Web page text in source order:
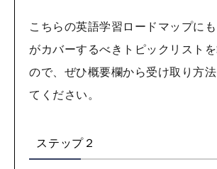
こちらの英語学習ロードマップに
がカバーするべきトピックリスト
ので、ぜひ概要欄から受け取り方
てください。
ステップ２